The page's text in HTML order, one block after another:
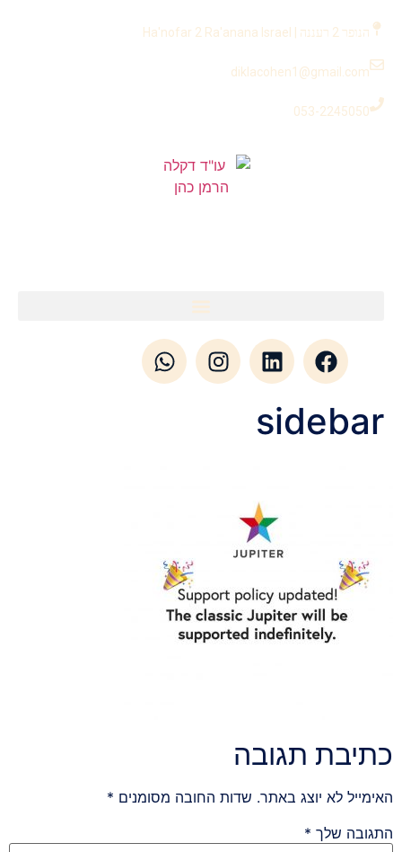
הנופר 2 רעננה | Ha'nofar 2 Ra'anana Israel
diklacohen1@gmail.com
053-2245050
sidebar
כתיבת תגובה
האימייל לא יוצג באתר. שדות החובה מסומנים *
התגובה שלך *